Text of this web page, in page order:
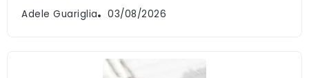
Adele Guariglia 03/08/2026